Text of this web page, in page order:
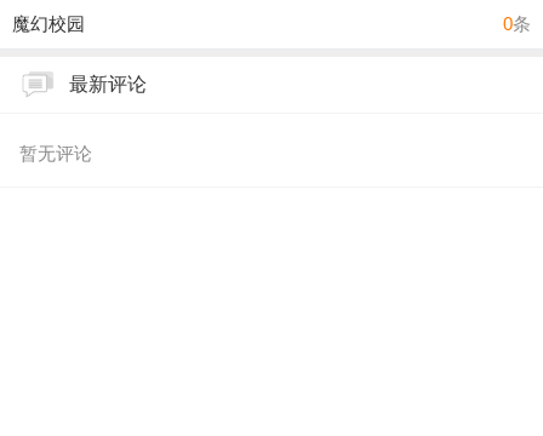
魔幻校园 0条
最新评论
暂无评论